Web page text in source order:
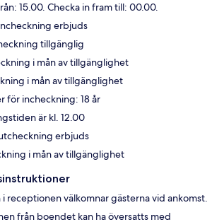
15.00. Checka in fram till: 00.00.
erbjuds
tillgänglig
i mån av tillgänglighet
i mån av tillgänglighet
för incheckning: 18 år
är kl. 12.00
erbjuds
i mån av tillgänglighet
i receptionen välkomnar gästerna vid ankomst.
från boendet kan ha översatts med